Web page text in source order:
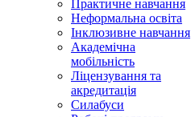
Практичне навчання
Неформальна освіта
Інклюзивне навчання
Академічна
мобільність
Ліцензування та
акредитація
Силабуси